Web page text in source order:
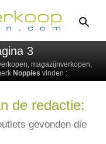
3
magazijnverkopen,
Noppies vinden :
de redactie:
gevonden die